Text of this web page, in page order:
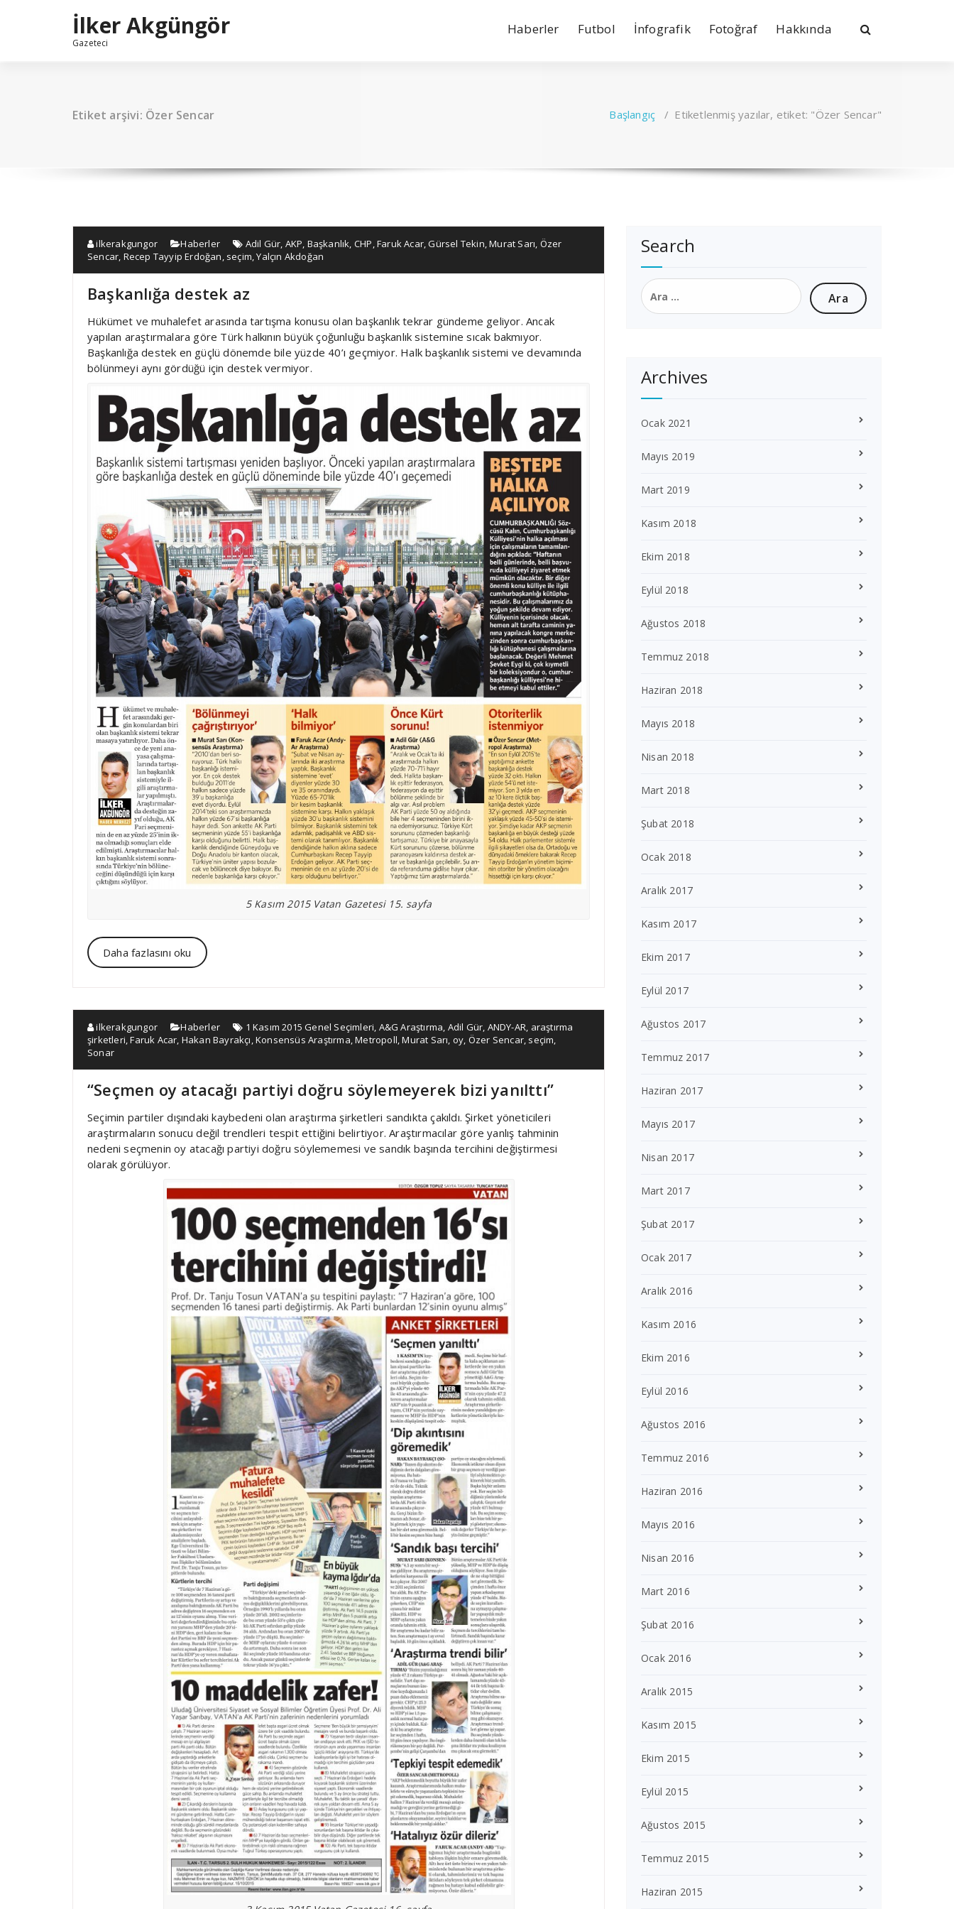
İlker Akgüngör
Gazeteci
Haberler Futbol İnfografik Fotoğraf Hakkında
Etiket arşivi: Özer Sencar Başlangıç / Etiketlenmiş yazılar, etiket: "Özer Sencar"
ilkerakgungor Haberler Adil Gür, AKP, Başkanlık, CHP,Faruk Acar,Gürsel Tekin,Murat Sarı, Özer
Sencar, Recep Tayyip Erdoğan, seçim,Yalçın Akdoğan
Başkanlığa destek az
Hükümet ve muhalefet arasında tartışma konusu olan başkanlık tekrar gündeme geliyor. Ancak
yapılan araştırmalara göre Türk halkının büyük çoğunluğu başkanlık sistemine sıcak bakmıyor.
Başkanlığa destek en güçlü dönemde bile yüzde 40’ı geçmiyor. Halk başkanlık sistemi ve devamında
bölünmeyi aynı gördüğü için destek vermiyor.
5 Kasım 2015 Vatan Gazetesi 15. sayfa
Daha fazlasını oku
ilkerakgungor Haberler 1 Kasım 2015 Genel Seçimleri, A&G Araştırma, Adil Gür, ANDY-AR, araştırma
şirketleri,Faruk Acar, Hakan Bayrakçı,Konsensüs Araştırma,Metropoll,Murat Sarı, oy, Özer Sencar, seçim,
Sonar
“Seçmen oy atacağı partiyi doğru söylemeyerek bizi yanılttı”
Seçimin partiler dışındaki kaybedeni olan araştırma şirketleri sandıkta çakıldı. Şirket yöneticileri
araştırmaların sonucu değil trendleri tespit ettiğini belirtiyor. Araştırmacılar göre yanlış tahminin
nedeni seçmenin oy atacağı partiyi doğru söylememesi ve sandık başında tercihini değiştirmesi
olarak görülüyor.
Search
Arama:
Archives
Ocak 2021
Mayıs 2019
Mart 2019
Kasım 2018
Ekim 2018
Eylül 2018
Ağustos 2018
Temmuz 2018
Haziran 2018
Mayıs 2018
Nisan 2018
Mart 2018
Şubat 2018
Ocak 2018
Aralık 2017
Kasım 2017
Ekim 2017
Eylül 2017
Ağustos 2017
Temmuz 2017
Haziran 2017
Mayıs 2017
Nisan 2017
Mart 2017
Şubat 2017
Ocak 2017
Aralık 2016
Kasım 2016
Ekim 2016
Eylül 2016
Ağustos 2016
Temmuz 2016
Haziran 2016
Mayıs 2016
Nisan 2016
Mart 2016
Şubat 2016
Ocak 2016
Aralık 2015
Kasım 2015
Ekim 2015
Eylül 2015
Ağustos 2015
Temmuz 2015
Haziran 2015